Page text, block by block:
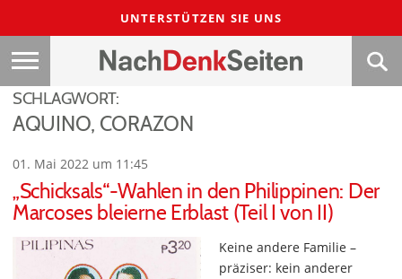
UNTERSTÜTZEN SIE UNS
SCHLAGWORT:
AQUINO, CORAZON
01. Mai 2022 um 11:45
„Schicksals“-Wahlen in den Philippinen: Der
Marcoses bleierne Erblast (Teil I von II)
Keine andere Familie –
präziser: kein anderer